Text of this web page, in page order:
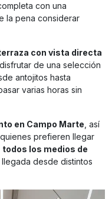
con una
la pena considerar
con vista directa
de una selección
antojitos hasta
varias horas sin
en Campo Marte , así
prefieren llegar
todos los medios de
llegada desde distintos